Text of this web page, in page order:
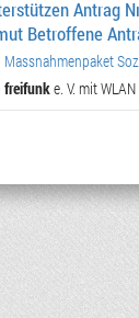
Antrag
Betroffene
Massnahmenpaket
freifunke. V. mit